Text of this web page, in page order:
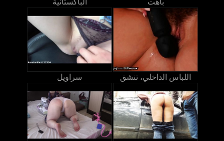
الباكستانية باهت
سراويل اللباس الداخلي، تنشق